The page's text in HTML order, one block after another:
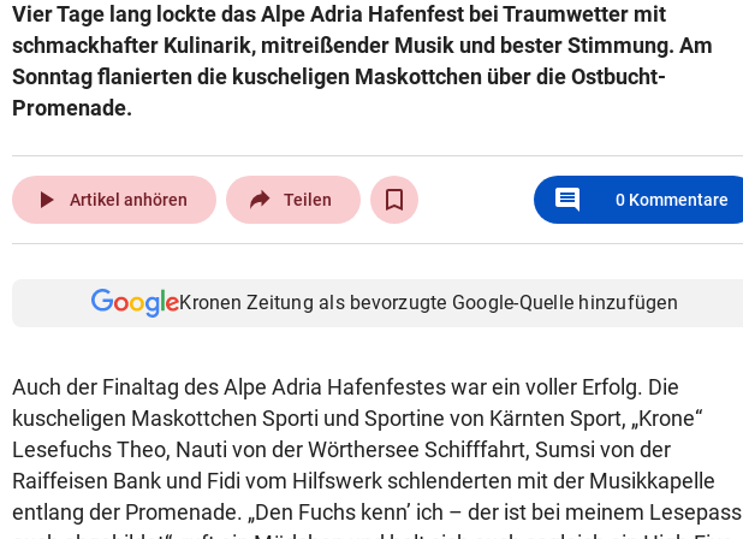
Vier Tage lang lockte das Alpe Adria Hafenfest bei Traumwetter mit
schmackhafter Kulinarik, mitreißender Musik und bester Stimmung. Am
Sonntag flanierten die kuscheligen Maskottchen über die Ostbucht-
Promenade.
play_arrow Artikel anhören Teilen comment 0 Kommentare
Kronen Zeitung als bevorzugte Google-Quelle hinzufügen
Auch der Finaltag des Alpe Adria Hafenfestes war ein voller Erfolg. Die
kuscheligen Maskottchen Sporti und Sportine von Kärnten Sport, „Krone“
Lesefuchs Theo, Nauti von der Wörthersee Schifffahrt, Sumsi von der
Raiffeisen Bank und Fidi vom Hilfswerk schlenderten mit der Musikkapelle
entlang der Promenade. „Den Fuchs kenn’ ich – der ist bei meinem Lesepass